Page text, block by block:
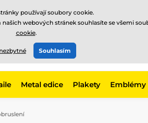
775 400 255
Zavolejte nám
Metal edice Plakety Emblémy
používají soubory cookie.
webových stránek souhlasíte se všemi
cookie.
Souhlasím